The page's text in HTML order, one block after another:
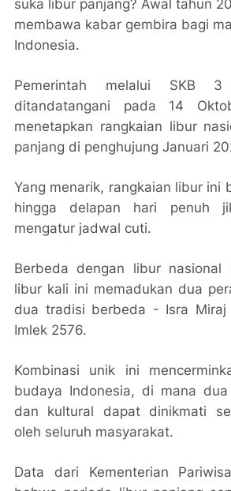
suka libur panjang? Awal tahun
membawa kabar gembira bagi
Indonesia.
Pemerintah melalui SKB
ditandatangani pada 14
menetapkan rangkaian libur
panjang di penghujung Januari
Yang menarik, rangkaian libur ini
hingga delapan hari penuh
mengatur jadwal cuti.
Berbeda dengan libur nasional
libur kali ini memadukan dua
dua tradisi berbeda - Isra Miraj
Imlek 2576.
Kombinasi unik ini
budaya Indonesia, di mana
dan kultural dapat dinikmati
oleh seluruh masyarakat.
Data dari Kementerian